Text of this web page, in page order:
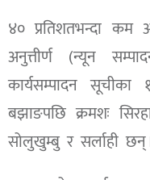
४० प्रतिशतभन्दा कम
अनुत्तीर्ण (न्यून
कार्यसम्पादन
बझाङपछि क्रमशः
सोलुखुम्बु र सर्लाही छन्